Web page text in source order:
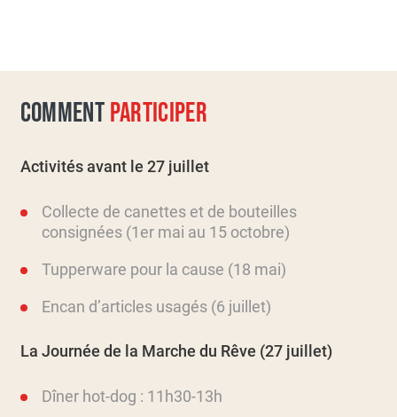
COMMENTPARTICIPER
Activités avant le 27 juillet
Collecte de canettes et de bouteilles
consignées (1er mai au 15 octobre)
Tupperware pour la cause (18 mai)
Encan d’articles usagés (6 juillet)
La Journée de la Marche du Rêve (27 juillet)
Dîner hot-dog : 11h30-13h